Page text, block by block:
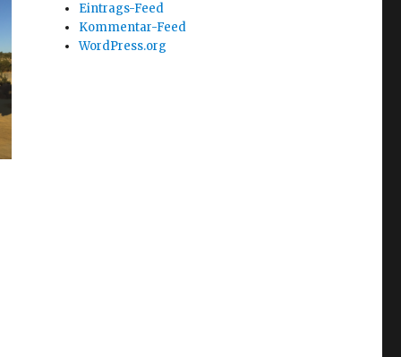
Eintrags-Feed
Kommentar-Feed
WordPress.org